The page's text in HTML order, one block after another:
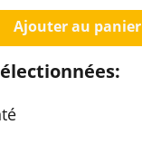
Ajouter au panier